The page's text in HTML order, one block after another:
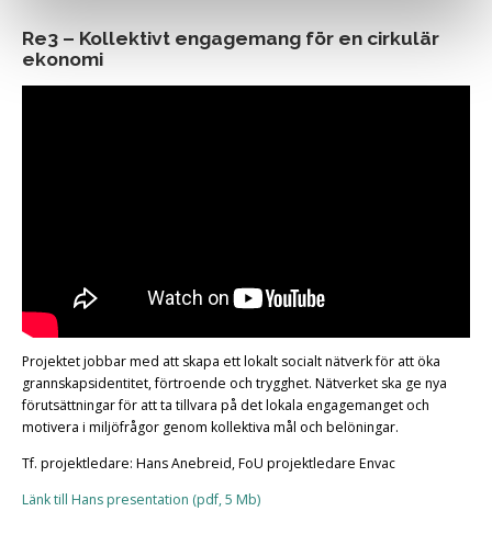
Re3 – Kollektivt engagemang för en cirkulär
ekonomi
Projektet jobbar med att skapa ett lokalt socialt nätverk för att öka
grannskapsidentitet, förtroende och trygghet. Nätverket ska ge nya
förutsättningar för att ta tillvara på det lokala engagemanget och
motivera i miljöfrågor genom kollektiva mål och belöningar.
Tf. projektledare: Hans Anebreid, FoU projektledare Envac
Länk till Hans presentation (pdf, 5 Mb)